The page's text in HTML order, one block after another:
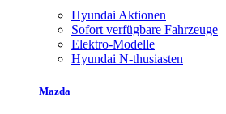
Hyundai Aktionen
Sofort verfügbare Fahrzeuge
Elektro-Modelle
Hyundai N-thusiasten
Mazda